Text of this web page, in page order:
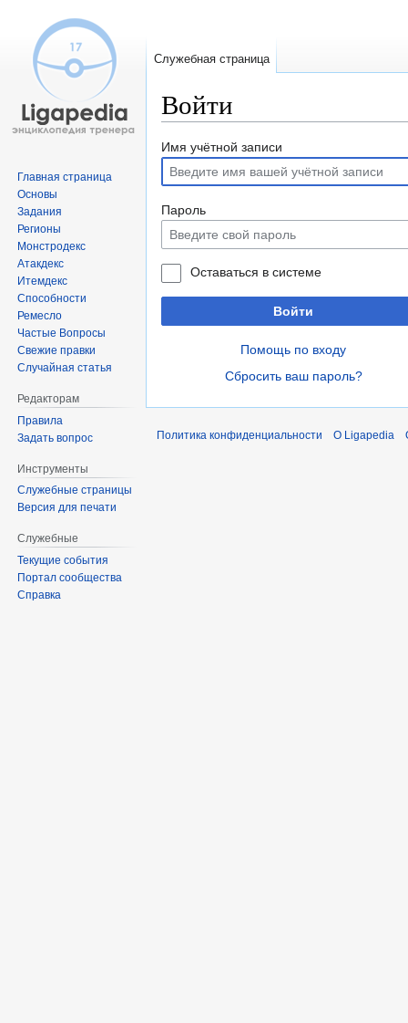
Войти
Перейти
навигации
Перейти
поиску
Имя учётной записи
Пароль
Оставаться в системе
Войти
Помощь по входу
Сбросить ваш пароль?
Служебная страница
Главная страница
Основы
Задания
Регионы
Монстродекс
Атакдекс
Итемдекс
Способности
Ремесло
Частые Вопросы
Свежие правки
Случайная статья
Редакторам
Правила
Задать вопрос
Инструменты
Служебные страницы
Версия для печати
Служебные
Текущие события
Портал сообщества
Справка
Политика конфиденциальности О Ligapedia